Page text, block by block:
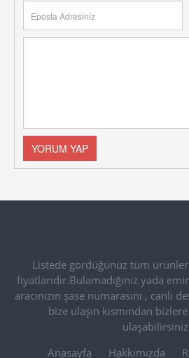
Listede gördüğünüz tüm
fiyatlarıdır.Bulamadığınız yada
aracınızın şase numarasını , canlı
bize ulaşın kısmından
Anasayfa
Hakkımızda